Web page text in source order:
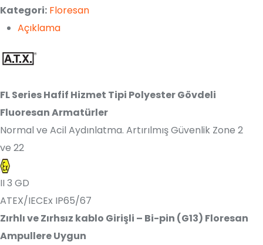
Kategori: Floresan
Açıklama
FL Series Hafif Hizmet Tipi Polyester Gövdeli
Fluoresan Armatürler
Normal ve Acil Aydınlatma. Artırılmış Güvenlik Zone 2
ve 22
II 3 GD
ATEX/IECEx IP65/67
Zırhlı ve Zırhsız kablo Girişli – Bi-pin (G13) Floresan
Ampullere Uygun